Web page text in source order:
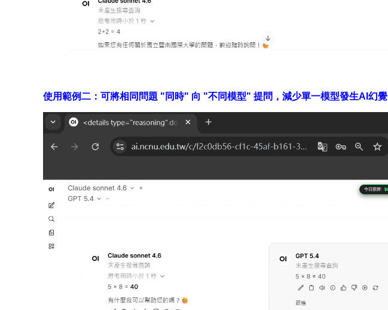
使用範例二：可將相同問題 "同時" 向 "不同模型" 提問，減少單一模型發生AI幻覺